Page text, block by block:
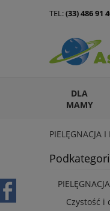
DLA
MAMY
ARTYKUŁY
PIELĘGNACJA
TEL:(33) 486 91
Czystość i